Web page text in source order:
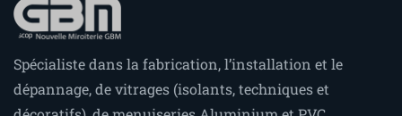
Spécialiste dans la fabrication, l’installation et le
dépannage, de vitrages (isolants, techniques et